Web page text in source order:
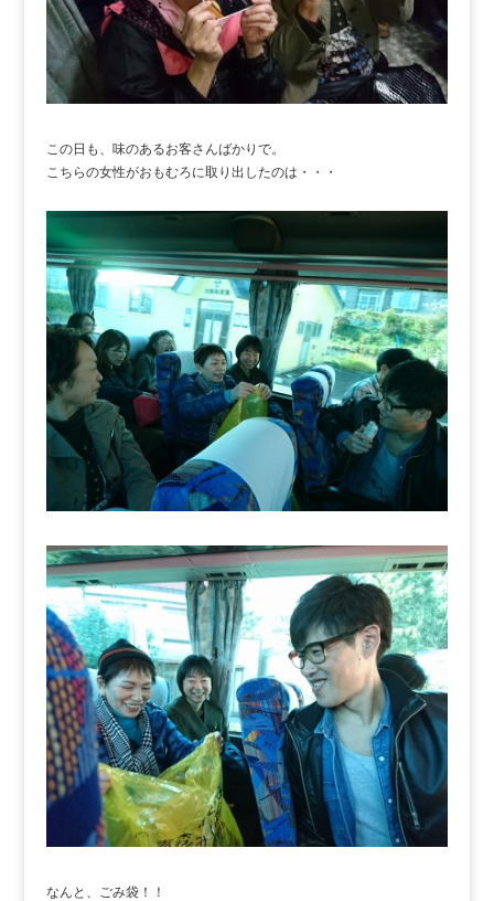
この日も、味のあるお客さんばかりで。
こちらの女性がおもむろに取り出したのは・・・
なんと、ごみ袋！！